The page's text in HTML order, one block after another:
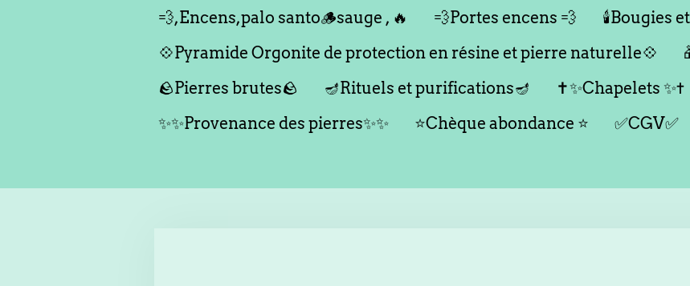
💨,Encens,palo santo🪵sauge , 🔥
💨Portes encens 💨
🕯️Bougies
💠Pyramide Orgonite de protection en résine et pierre naturelle💠
🪨Pierres brutes🪨
🪔Rituels et purifications🪔
✝️✨Chapelets ✨✝️
✨✨Provenance des pierres✨✨
⭐️Chèque abondance ⭐️
✅CGV✅